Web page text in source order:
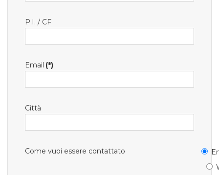
P.I. / CF
Email (*)
Città
Come vuoi essere contattato